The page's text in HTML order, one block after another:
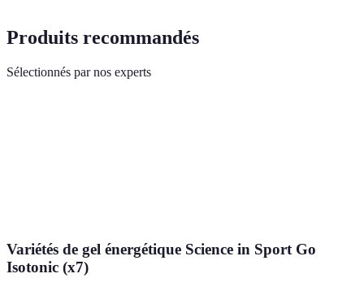
Produits recommandés
Sélectionnés par nos experts
Variétés de gel énergétique Science in Sport Go
Isotonic (x7)